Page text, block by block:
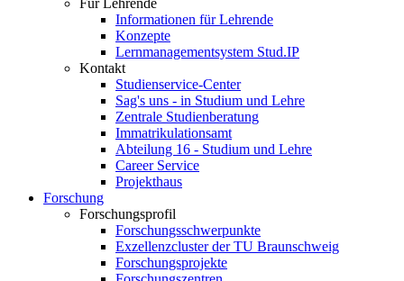
Für Lehrende
Informationen für Lehrende
Konzepte
Lernmanagementsystem Stud.IP
Kontakt
Studienservice-Center
Sag's uns - in Studium und Lehre
Zentrale Studienberatung
Immatrikulationsamt
Abteilung 16 - Studium und Lehre
Career Service
Projekthaus
Forschung
Forschungsprofil
Forschungsschwerpunkte
Exzellenzcluster der TU Braunschweig
Forschungsprojekte